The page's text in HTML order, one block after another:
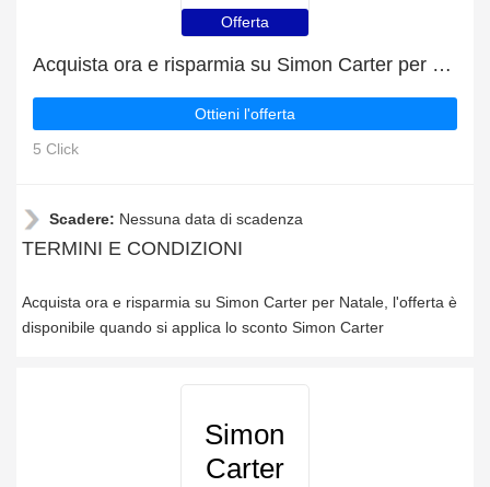
Offerta
Acquista ora e risparmia su Simon Carter per Natale
Ottieni l'offerta
5 Click
Scadere: Nessuna data di scadenza
TERMINI E CONDIZIONI
Acquista ora e risparmia su Simon Carter per Natale, l'offerta è
disponibile quando si applica lo sconto Simon Carter
Simon
Carter